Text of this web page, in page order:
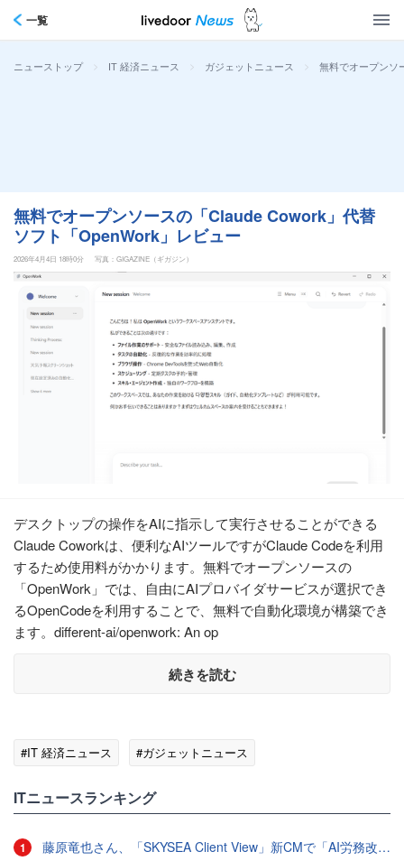
一覧
ニューストップ > IT 経済ニュース > ガジェットニュース > 無料でオープンソ
無料でオープンソースの「Claude Cowork」代替
ソフト「OpenWork」レビュー
2026年4月4日 18時0分 写真：GIGAZINE（ギガジン）
デスクトップの操作をAIに指示して実行させることができる
Claude Coworkは、便利なAIツールですがClaude Codeを利用
するため使用料がかかります。無料でオープンソースの
「OpenWork」では、自由にAIプロバイダサービスが選択でき
るOpenCodeを利用することで、無料で自動化環境が構築でき
ます。different-ai/openwork: An op
続きを読む
#IT 経済ニュース #ガジェットニュース
ITニュースランキング
1 藤原竜也さん、「SKYSEA Client View」新CMで「AI労務改善」をアピール 働き方をAIが分析したら「すぐに休んで」と言われる？